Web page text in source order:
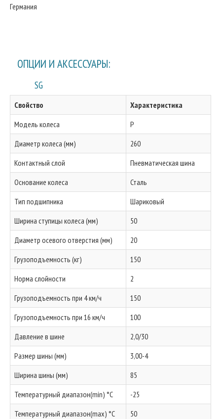
Германия
ОПЦИИ И АКСЕССУАРЫ:
SG
Свойство
Характеристика
Модель колеса
P
Диаметр колеса (мм)
260
Контактный слой
Пневматическая шина
Основание колеса
Сталь
Тип подшипника
Шариковый
Ширина ступицы колеса (мм)
50
Диаметр осевого отверстия (мм)
20
Грузоподъемность (кг)
150
Норма слойности
2
Грузоподъемность при 4 км/ч
150
Грузоподъемность при 16 км/ч
100
Давление в шине
2,0/30
Размер шины (мм)
3,00-4
Ширина шины (мм)
85
Температурный диапазон(min) °C
-25
Температурный диапазон(max) °C
50